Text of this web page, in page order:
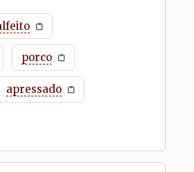
porco
apressado